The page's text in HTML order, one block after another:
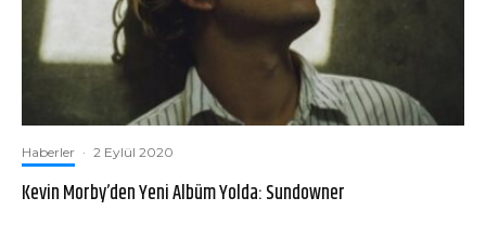
Haberler · 2 Eylül 2020
Kevin Morby’den Yeni Albüm Yolda: Sundowner